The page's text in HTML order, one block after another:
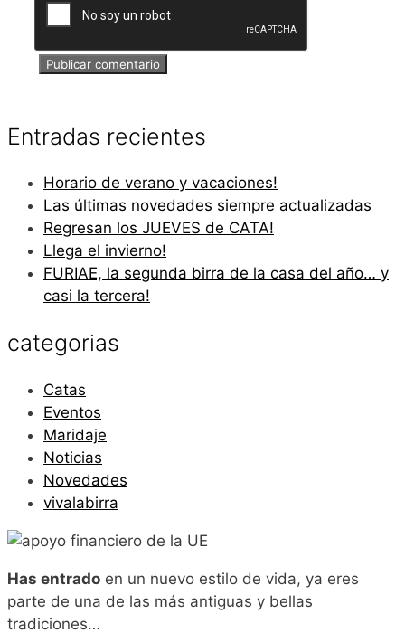
Entradas recientes
Horario de verano y vacaciones!
Las últimas novedades siempre actualizadas
Regresan los JUEVES de CATA!
Llega el invierno!
FURIAE, la segunda birra de la casa del año… y
casi la tercera!
categorias
Catas
Eventos
Maridaje
Noticias
Novedades
vivalabirra
Has entrado en un nuevo estilo de vida, ya eres
parte de una de las más antiguas y bellas
tradiciones…